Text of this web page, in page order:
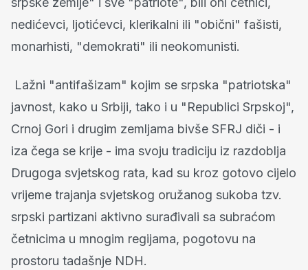
nedićevci, ljotićevci, klerikalni ili "obični" fašisti,
monarhisti, "demokrati" ili neokomunisti.
Lažni "antifašizam" kojim se srpska "patriotska"
javnost, kako u Srbiji, tako i u "Republici Srpskoj",
Crnoj Gori i drugim zemljama bivše SFRJ diči - i
iza čega se krije - ima svoju tradiciju iz razdoblja
Drugoga svjetskog rata, kad su kroz gotovo cijelo
vrijeme trajanja svjetskog oružanog sukoba tzv.
srpski partizani aktivno surađivali sa subraćom
četnicima u mnogim regijama, pogotovu na
prostoru tadašnje NDH.